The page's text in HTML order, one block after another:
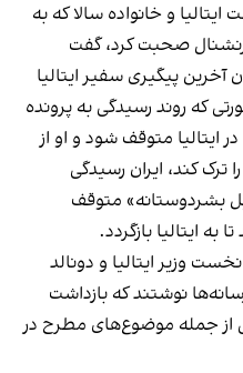
و خانواده سالا که به
صحبت کرد، گفت
پیگیری سفیر ایتالیا
که روند رسیدگی به پرونده
ایتالیا متوقف شود و او از
ترک کند، ایران رسیدگی
بشردوستانه» متوقف
به ایتالیا بازگردد.
وزیر ایتالیا و دونالد
نوشتند که بازداشت
از جمله موضوع‌های مطرح در